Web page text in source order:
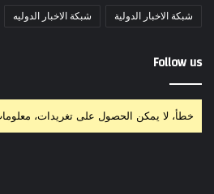
شبكة الاخبار الدولية شبكة الاخبار الدوليه
Follow us
خطأ، لا يمكن الحصول على تغريدات،